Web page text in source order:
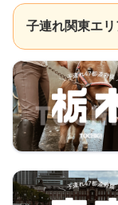
子連れ関東エリ